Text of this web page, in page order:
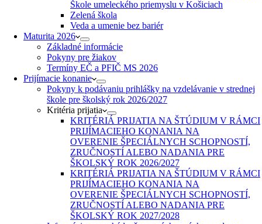
Škole umeleckého priemyslu v Košiciach
Zelená škola
Veda a umenie bez bariér
Maturita 2026
Základné informácie
Pokyny pre žiakov
Termíny EČ a PFIČ MS 2026
Prijímacie konanie
Pokyny k podávaniu prihlášky na vzdelávanie v strednej
škole pre školský rok 2026/2027
Kritéria prijatia
KRITÉRIÁ PRIJATIA NA ŠTÚDIUM V RÁMCI
PRIJÍMACIEHO KONANIA NA
OVERENIE ŠPECIÁLNYCH SCHOPNOSTÍ,
ZRUČNOSTÍ ALEBO NADANIA PRE
ŠKOLSKÝ ROK 2026/2027
KRITÉRIÁ PRIJATIA NA ŠTÚDIUM V RÁMCI
PRIJÍMACIEHO KONANIA NA
OVERENIE ŠPECIÁLNYCH SCHOPNOSTÍ,
ZRUČNOSTÍ ALEBO NADANIA PRE
ŠKOLSKÝ ROK 2027/2028